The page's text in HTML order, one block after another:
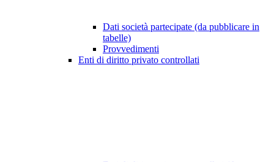
Dati società partecipate (da pubblicare in
tabelle)
Provvedimenti
Enti di diritto privato controllati